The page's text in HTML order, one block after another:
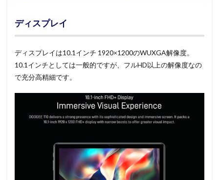
ディスプレイ
ディスプレイは10.1インチ 1920×1200のWUXGA解像度。
10.1インチとしては一般的ですが、フルHD以上の解像度なの
で充分高精細です。